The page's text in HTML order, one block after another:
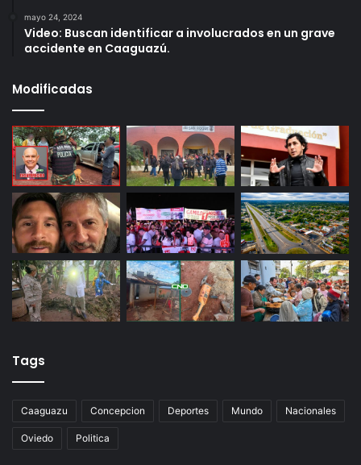
mayo 24, 2024
Video: Buscan identificar a involucrados en un grave
accidente en Caaguazú.
Modificadas
Tags
Caaguazu Concepcion Deportes Mundo Nacionales
Oviedo Politica